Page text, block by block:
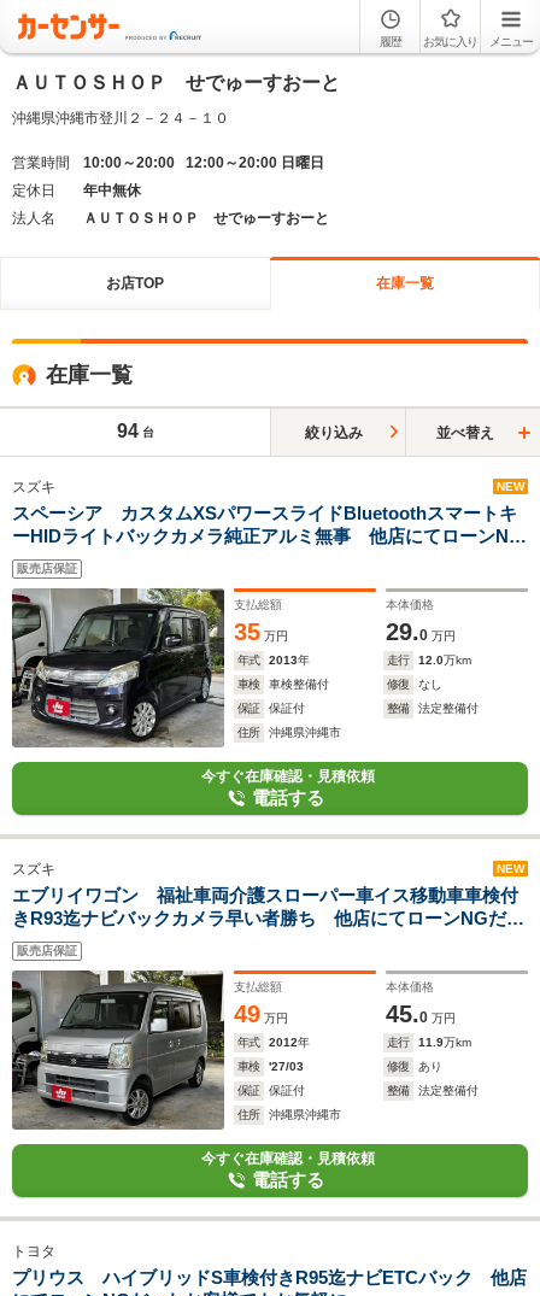
履歴 お気に入り メニュー
ＡＵＴＯＳＨＯＰ せでゅーすおーと
沖縄県沖縄市登川２－２４－１０
営業時間
10:00～20:00 12:00～20:00 日曜日
定休日
年中無休
法人名
ＡＵＴＯＳＨＯＰ せでゅーすおーと
お店TOP 在庫一覧
在庫一覧
94 台 絞り込み 並べ替え
スズキ NEW
スペーシア カスタムXSパワースライドBluetoothスマートキ
ーHIDライトバックカメラ純正アルミ無事 他店にてローンNG
だったお客様でもお気軽に
販売店保証
支払総額
35 万円
本体価格
29.0 万円
年式
2013年 走行 12.0万km
車検
車検整備付 修復
なし
保証
保証付 整備
法定整備付
住所
沖縄県沖縄市
今すぐ在庫確認・見積依頼
電話する
スズキ NEW
エブリイワゴン 福祉車両介護スローパー車イス移動車車検付
きR93迄ナビバックカメラ早い者勝ち 他店にてローンNGだっ
たお客様でもお気軽に
販売店保証
支払総額
49 万円
本体価格
45.0 万円
年式
2012年 走行 11.9万km
車検
'27/03 修復
あり
保証
保証付 整備
法定整備付
住所
沖縄県沖縄市
今すぐ在庫確認・見積依頼
電話する
トヨタ
プリウス ハイブリッドS車検付きR95迄ナビETCバック 他店